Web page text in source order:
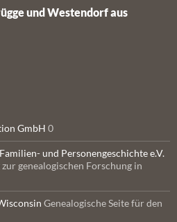
und Westendorf aus
GmbH 0
und Personengeschichte e.V.
genealogischen Forschung in
Genealogische Seite für den